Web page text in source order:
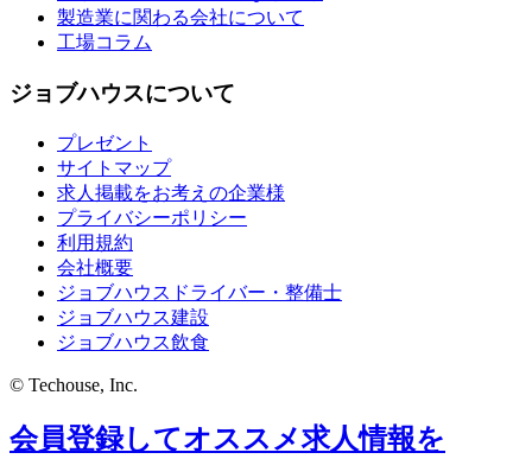
製造業に関わる会社について
工場コラム
ジョブハウスについて
プレゼント
サイトマップ
求人掲載をお考えの企業様
プライバシーポリシー
利用規約
会社概要
ジョブハウスドライバー・整備士
ジョブハウス建設
ジョブハウス飲食
© Techouse, Inc.
会員登録してオススメ求人情報を